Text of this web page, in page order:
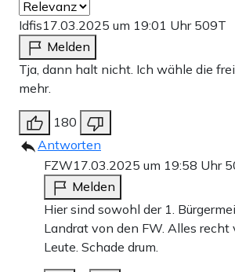
Idfis17.03.2025 um 19:01 Uhr 509T
Melden
Tja, dann halt nicht. Ich wähle die
mehr.
180
Antworten
FZW17.03.2025 um 19:58 Uhr
Melden
Hier sind sowohl der 1.
Landrat von den FW. Alles recht
Leute. Schade drum.